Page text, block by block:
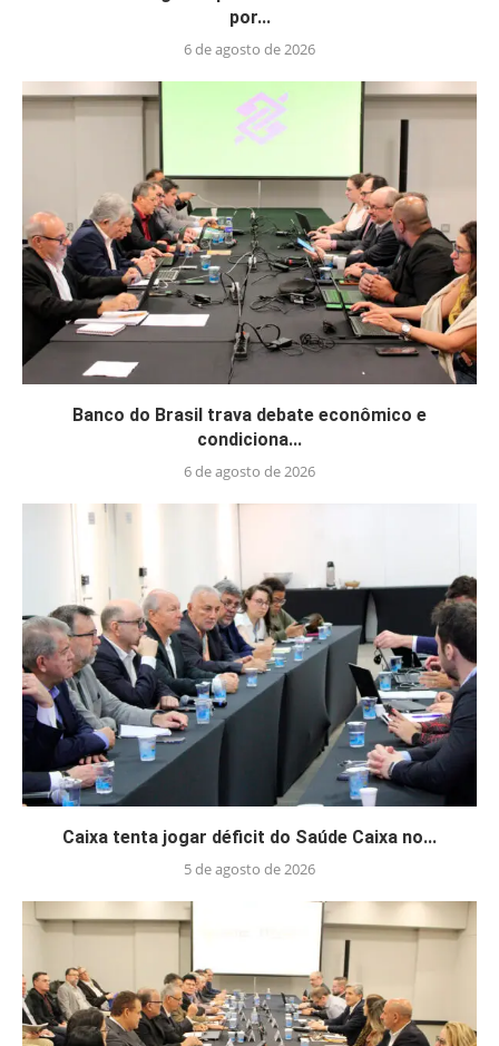
por...
6 de agosto de 2026
Banco do Brasil trava debate econômico e
condiciona...
6 de agosto de 2026
Caixa tenta jogar déficit do Saúde Caixa no...
5 de agosto de 2026